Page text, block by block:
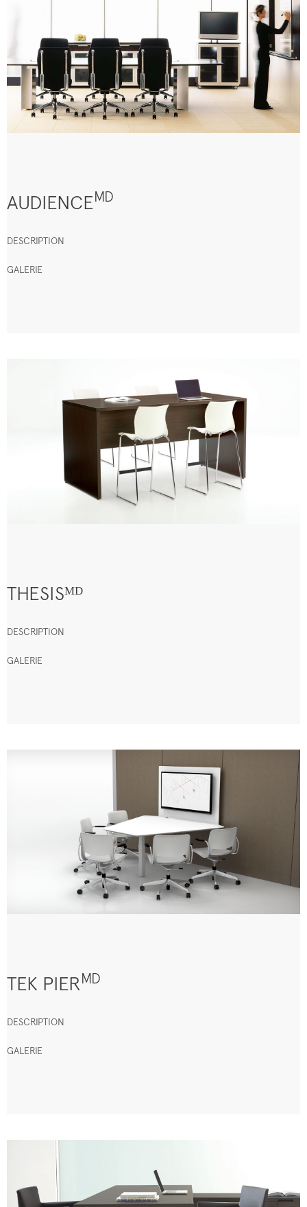
AUDIENCEMD
DESCRIPTION
GALERIE
THESISᴹᴰ
DESCRIPTION
GALERIE
TEK PIERMD
DESCRIPTION
GALERIE